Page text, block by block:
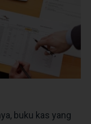
buku kas yang